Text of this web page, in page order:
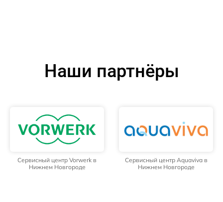
Наши партнёры
Сервисный центр Vorwerk в
Нижнем Новгороде
Сервисный центр Aquaviva в
Нижнем Новгороде